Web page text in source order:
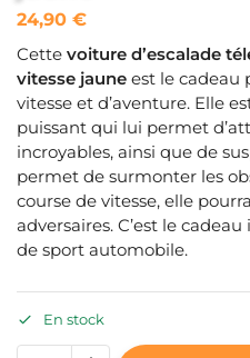
24,90 €
Cette voiture d’escalade
vitesse jaune est le cadeau
vitesse et d’aventure. Elle
puissant qui lui permet
incroyables, ainsi que de
permet de surmonter les
course de vitesse, elle
adversaires. C’est le
de sport automobile.
En stock